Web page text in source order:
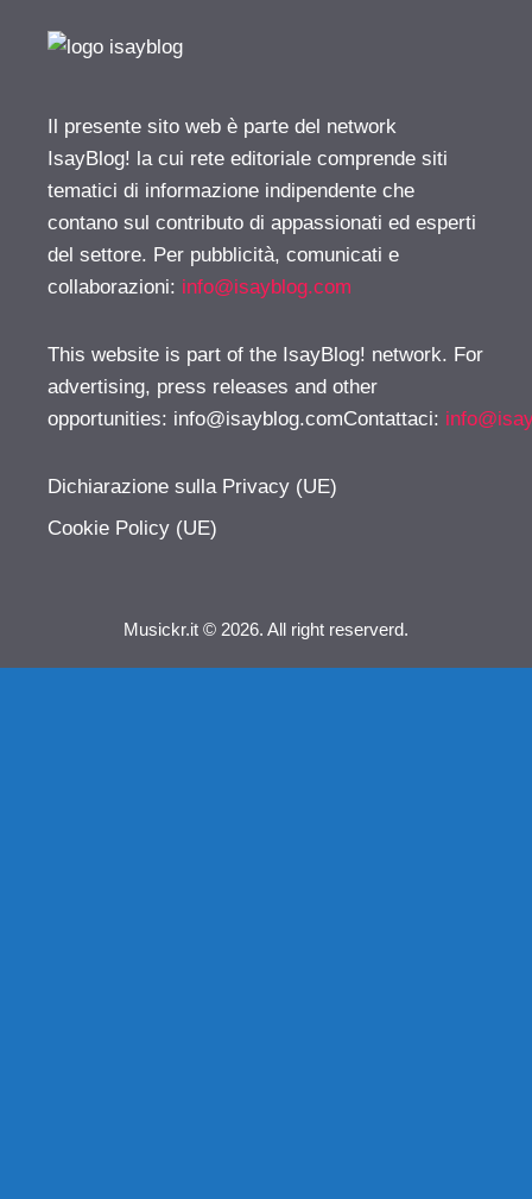
Il presente sito web è parte del network
IsayBlog! la cui rete editoriale comprende siti
tematici di informazione indipendente che
contano sul contributo di appassionati ed esperti
del settore. Per pubblicità, comunicati e
collaborazioni: info@isayblog.com
This website is part of the IsayBlog! network. For
advertising, press releases and other
opportunities: info@isayblog.comContattaci:
Dichiarazione sulla Privacy (UE)
Cookie Policy (UE)
Musickr.it © 2026. All right reserverd.